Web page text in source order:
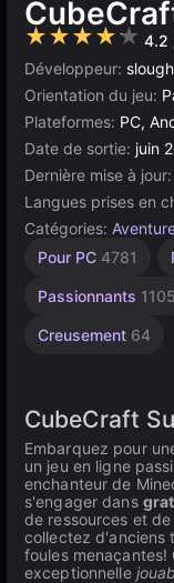
★★★★★ 4.2
Développeur:
Orientation du jeu:
Plateformes: PC,
Date de sortie: juin
Dernière mise à jour:
Langues prises en
Catégories:
Pour PC 4781
Passionnants 1105
Creusement 64
Bureau
Incrémentaux
Haute
3569
Russes
Pour
1480
Exploitation
Navigateur
Aventure
7
Unity
ligne
CubeCraft
Embarquez pour
un jeu en ligne
enchanteur de
s'engager dans
de ressources et
collectez d'anciens
foules menaçantes!
exceptionnelle